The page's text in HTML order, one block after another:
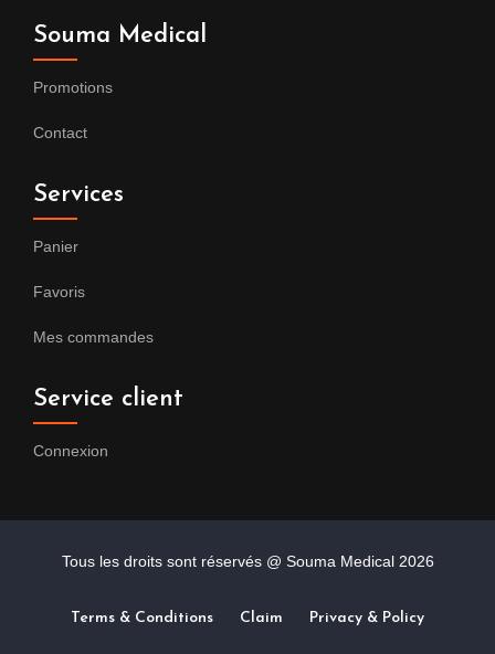
Souma Medical
Promotions
Contact
Services
Panier
Favoris
Mes commandes
Service client
Connexion
Tous les droits sont réservés @ Souma Medical 2026
Terms & Conditions Claim Privacy & Policy